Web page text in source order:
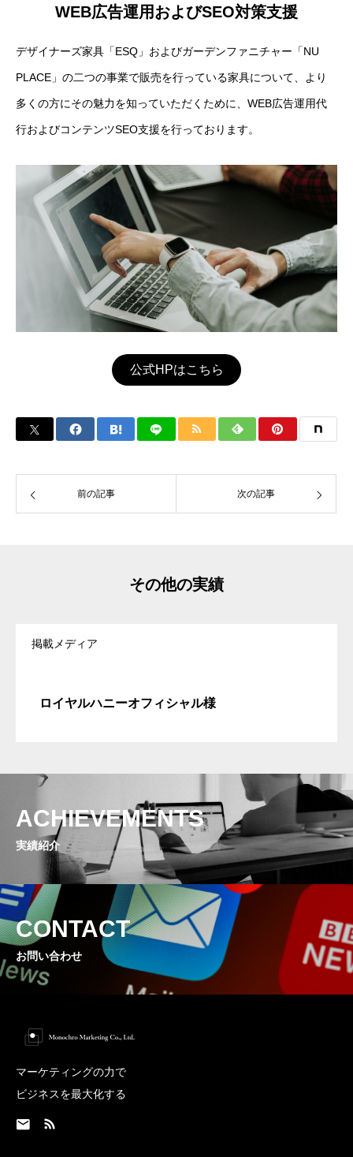
WEB広告運用およびSEO対策支援
デザイナーズ家具「ESQ」およびガーデンファニチャー「NU
PLACE」の二つの事業で販売を行っている家具について、より
多くの方にその魅力を知っていただくために、WEB広告運用代
行およびコンテンツSEO支援を行っております。
公式HPはこちら
前の記事 次の記事
その他の実績
掲載メディア
ロイヤルハニーオフィシャル様
ACHIEVEMENTS
実績紹介
CONTACT
お問い合わせ
マーケティングの力で
ビジネスを最大化する